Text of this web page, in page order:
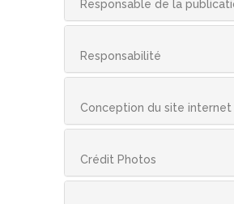
Responsable de la
Responsabilité
Conception du site internet
Crédit Photos